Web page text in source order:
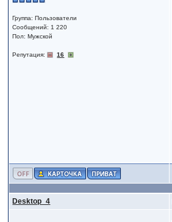
Группа: Пользователи
Сообщений: 1 220
Пол: Мужской
Репутация: 16
Desktop_4